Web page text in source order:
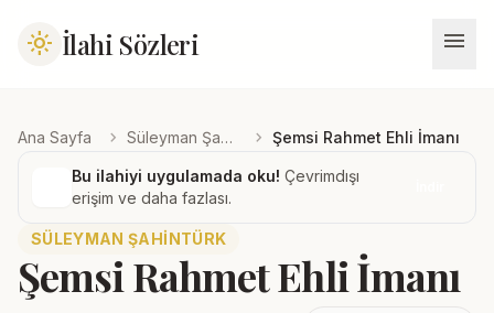
light_mode İlahi Sözleri menu
Ana Sayfa chevron_right Süleyman Şahintürk chevron_right Şemsi Rahmet Ehli İmanı
Bu ilahiyi uygulamada oku! Çevrimdışı
erişim ve daha fazlası.
SÜLEYMAN ŞAHINTÜRK
Şemsi Rahmet Ehli İmanı